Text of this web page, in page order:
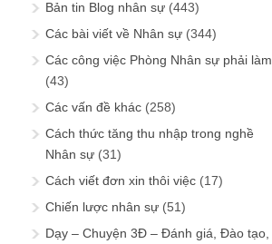
Bản tin Blog nhân sự (443)
Các bài viết về Nhân sự (344)
Các công việc Phòng Nhân sự phải làm
(43)
Các vấn đề khác (258)
Cách thức tăng thu nhập trong nghề
Nhân sự (31)
Cách viết đơn xin thôi việc (17)
Chiến lược nhân sự (51)
Dạy – Chuyện 3Đ – Đánh giá, Đào tạo,